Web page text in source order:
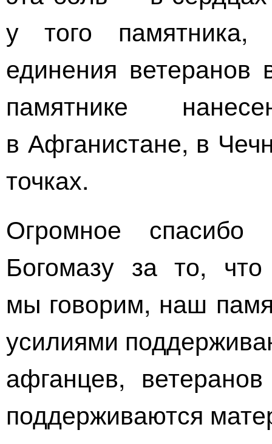
у того памятника,
единения ветеранов
памятнике
в Афганистане, в
точках.
Огромное спасибо
Богомазу за то,
мы говорим, наш
усилиями
афганцев,
поддерживаются